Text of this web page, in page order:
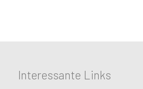
Interessante Links